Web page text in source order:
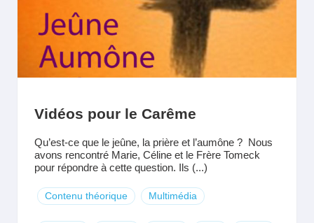
Vidéos pour le Carême
Qu’est-ce que le jeûne, la prière et l’aumône ? Nous
avons rencontré Marie, Céline et le Frère Tomeck
pour répondre à cette question. Ils (...)
Contenu théorique Multimédia